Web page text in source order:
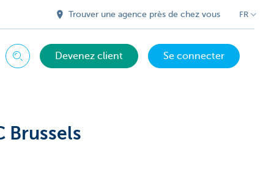
Trouver une agence près de chez vous FR
ChercherDevenez client Se connecter
Brussels